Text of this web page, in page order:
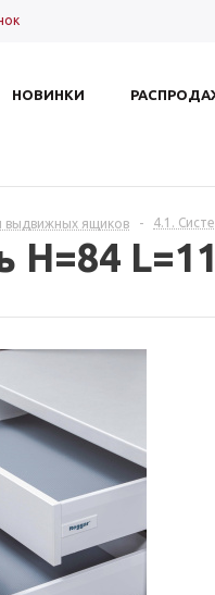
НОВИНКИ
выдвижных ящиков - 4.1.
H=84